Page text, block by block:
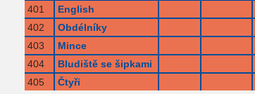
401
English
402
Obdélníky
403
Mince
404
Bludiště se šipkami
405
Čtyři